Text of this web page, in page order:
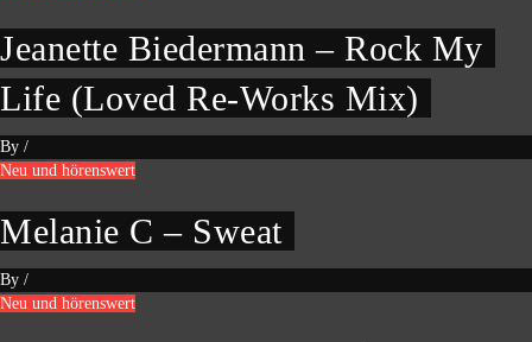
Jeanette Biedermann – Rock My
Life (Loved Re-Works Mix)
By /
Neu und hörenswert
Melanie C – Sweat
By /
Neu und hörenswert